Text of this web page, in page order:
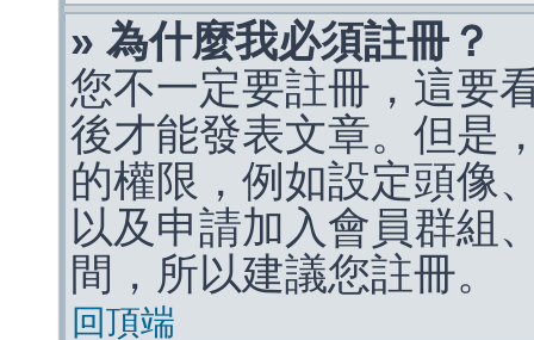
» 為什麼我必須註冊？
您不一定要註冊，這要
後才能發表文章。但是
的權限，例如設定頭像
以及申請加入會員群組
間，所以建議您註冊。
回頂端